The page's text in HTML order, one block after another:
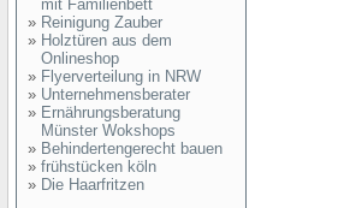
mit Familienbett
» Reinigung Zauber
» Holztüren aus dem
Onlineshop
» Flyerverteilung in NRW
» Unternehmensberater
» Ernährungsberatung
Münster Wokshops
» Behindertengerecht bauen
» frühstücken köln
» Die Haarfritzen